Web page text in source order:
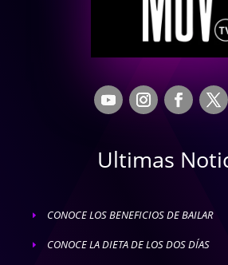
Ultimas
E CONOCE LOS BENEFICIOS DE BAILAR
E CONOCE LA DIETA DE LOS DOS DÍAS